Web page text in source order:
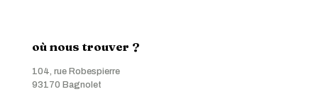
où nous trouver ?
104, rue Robespierre
93170 Bagnolet